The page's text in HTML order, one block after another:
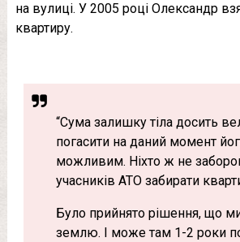
на вулиці. У 2005 році Олександр
квартиру.
“Сума залишку тіла досить
погасити на даний момент
можливим. Ніхто ж не
учасників АТО забирати
Було прийнято рішення, що
землю. І може там 1-2 роки